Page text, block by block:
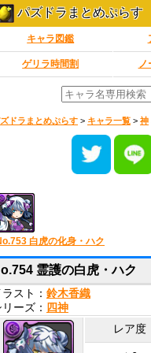
パズドラまとめぷらす
キャラ図鑑
ゲリラ時間割 ノ
ドラまとめぷらす > キャラ一覧 > 神
白虎の化身・ハク
霊護の白虎・ハク
スト： 鈴木香織
ーズ： 四神
レア度